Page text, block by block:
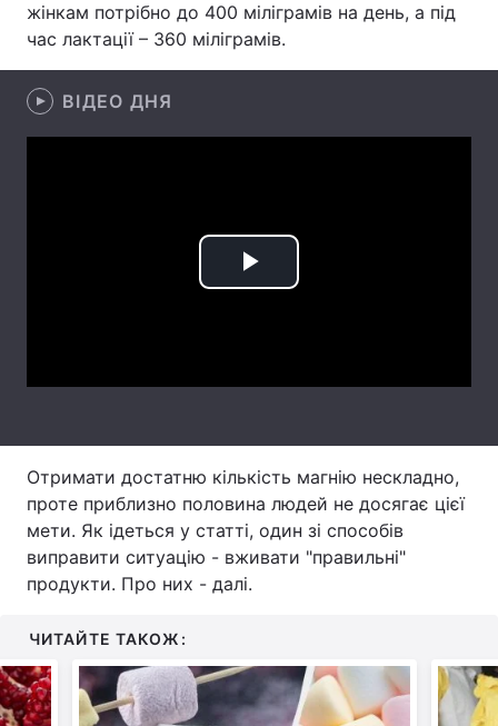
Лонгріди
Відео з Youtube
Інтерв'ю Думки
Тема оформлення
жінкам потрібно до 400 міліграмів на день, а під
час лактації – 360 міліграмів.
ВІДЕО ДНЯ
Play
Отримати достатню кількість магнію нескладно,
проте приблизно половина людей не досягає цієї
мети. Як ідеться у статті, один зі способів
виправити ситуацію - вживати "правильні"
продукти. Про них - далі.
ЧИТАЙТЕ ТАКОЖ: